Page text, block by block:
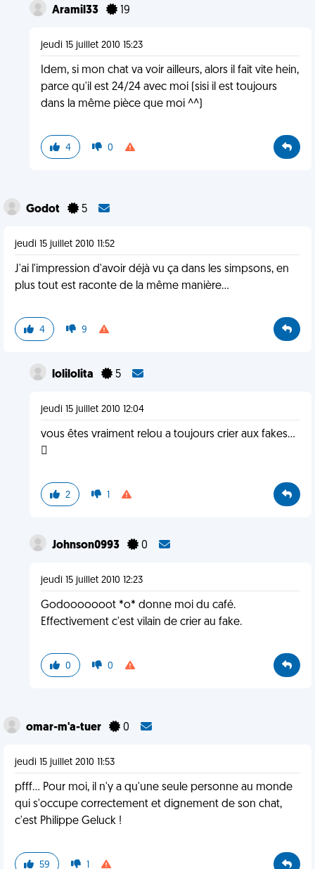
Aramil33 19
jeudi 15 juillet 2010 15:23
Idem, si mon chat va voir ailleurs, alors il fait vite hein,
parce qu'il est 24/24 avec moi (sisi il est toujours
dans la même pièce que moi ^^)
4 0
Godot 5
jeudi 15 juillet 2010 11:52
J'ai l'impression d'avoir déjà vu ça dans les simpsons, en
plus tout est raconte de la même manière...
4 9
lolilolita 5
jeudi 15 juillet 2010 12:04
vous êtes vraiment relou a toujours crier aux fakes...

2 1
Johnson0993 0
jeudi 15 juillet 2010 12:23
Godooooooot *o* donne moi du café.
Effectivement c'est vilain de crier au fake.
0 0
omar-m'a-tuer 0
jeudi 15 juillet 2010 11:53
pfff... Pour moi, il n'y a qu'une seule personne au monde
qui s'occupe correctement et dignement de son chat,
c'est Philippe Geluck !
59 1